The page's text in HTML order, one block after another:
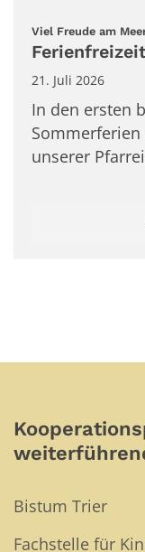
Viel Freude am
21. Juli 2026
In den ersten
unserer
Bistum Trier
Fachstelle für